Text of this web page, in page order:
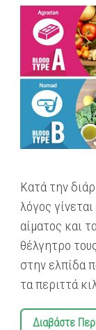
Kατά την
λόγος
αίματος και
θέλγητρο
στην ελπίδα
τα περιττά
Διαβάστε